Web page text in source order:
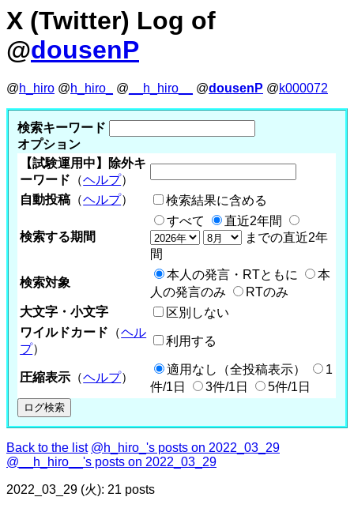
X (Twitter) Log of
@dousenP
@h_hiro @h_hiro_ @ __h_hiro__ @dousenP @k000072
検索キーワード
オプション
【試験運用中】除外キ
ーワード （ヘルプ）
自動投稿 （ヘルプ） 検索結果に含める
検索する期間
すべて
直近2年間
までの直近2年
間
検索対象
本人の発言・RTともに
本
人の発言のみ
RTのみ
大文字・小文字
区別しない
ワイルドカード （ヘル
プ）
利用する
圧縮表示 （ヘルプ）
適用なし（全投稿表示）
1
件/1日
3件/1日 5件/1日
Back to the list @h_hiro_'s posts on 2022_03_29
@__h_hiro__'s posts on 2022_03_29
2022_03_29 (火): 21 posts